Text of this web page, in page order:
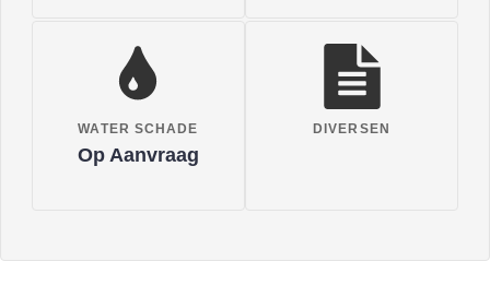
WATER SCHADE
Op Aanvraag
DIVERSEN